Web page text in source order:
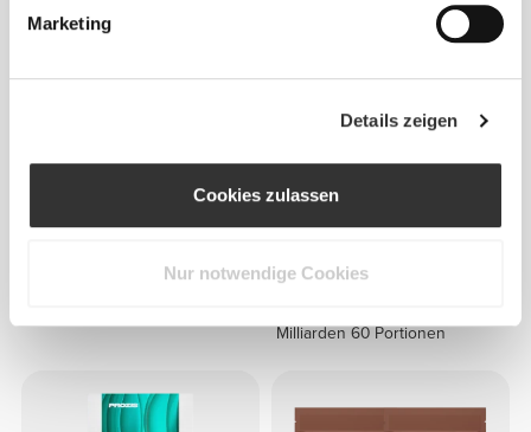
Marketing
Details zeigen
Cookies zulassen
Nur notwendige Cookies
CHF 24.60
Milliarden 60 Portionen